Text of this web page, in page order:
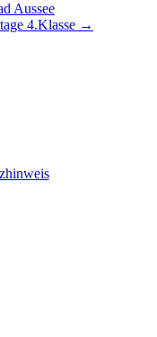
Aussee
4.Klasse →